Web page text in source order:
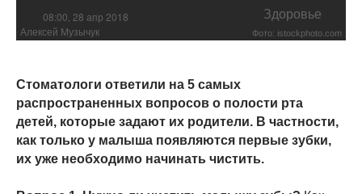
08:00, 28 апр 2018 Здоровье
Алексей Музычук Фото: istockphoto.com
Стоматологи ответили на 5 самых
распространенных вопросов о полости рта
детей, которые задают их родители. В частности,
как только у малыша появляются первые зубки,
их уже необходимо начинать чистить.